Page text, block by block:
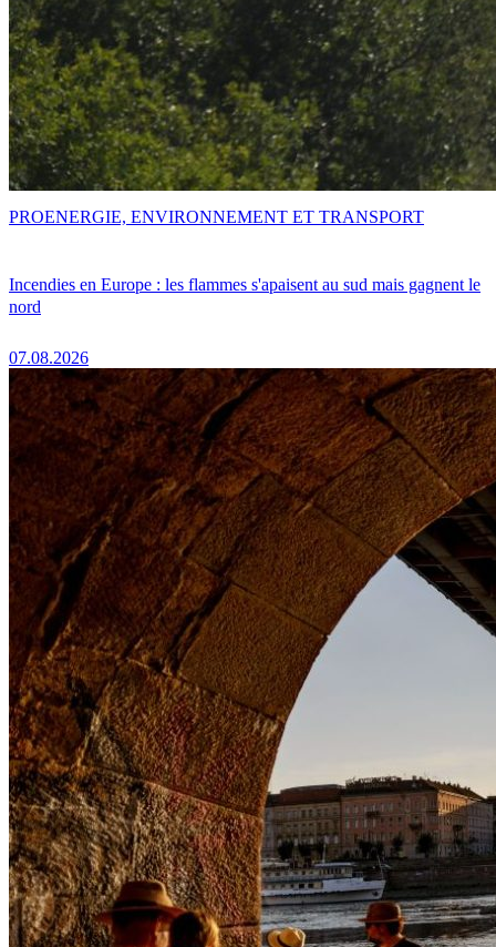
Incendies en Europe : les flammes s'apaisent au sud mais gagnent le
nord
07.08.2026
PROENERGIE, ENVIRONNEMENT ET TRANSPORT